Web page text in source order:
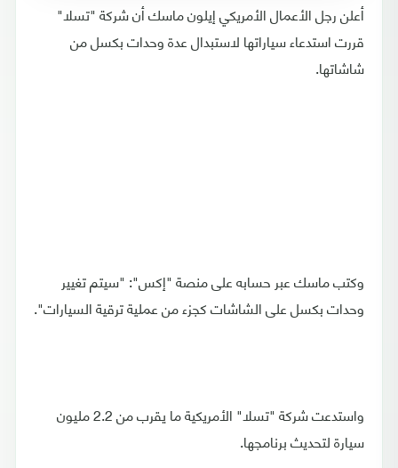
أعلن رجل الأعمال الأمريكي إيلون ماسك أن شركة "تسلا"
قررت استدعاء سياراتها لاستبدال عدة وحدات بكسل من
شاشاتها.
وكتب ماسك عبر حسابه على منصة "إكس": "سيتم تغيير
وحدات بكسل على الشاشات كجزء من عملية ترقية السيارات".
واستدعت شركة "تسلا" الأمريكية ما يقرب من 2.2 مليون
سيارة لتحديث برنامجها.